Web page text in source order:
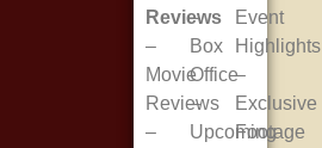
Reviews
–
Movie
Reviews
–
–
Box
Office
–
Upcoming
Event
Highlights
–
Exclusive
Footage